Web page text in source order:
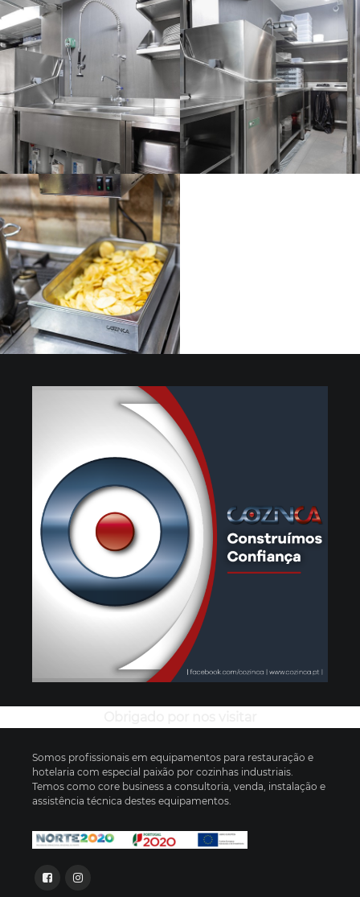
Somos profissionais em equipamentos para restauração e
hotelaria com especial paixão por cozinhas industriais.
Temos como core business a consultoria, venda, instalação e
assistência técnica destes equipamentos.